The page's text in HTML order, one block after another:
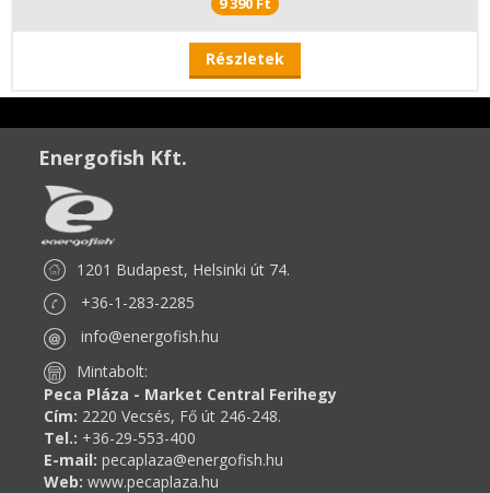
Részletek
Energofish Kft.
1201 Budapest, Helsinki út 74.
+36-1-283-2285
info@energofish.hu
Mintabolt:
Peca Pláza - Market Central Ferihegy
Cím: 2220 Vecsés, Fő út 246-248.
Tel.: +36-29-553-400
E-mail: pecaplaza@energofish.hu
Web: www.pecaplaza.hu